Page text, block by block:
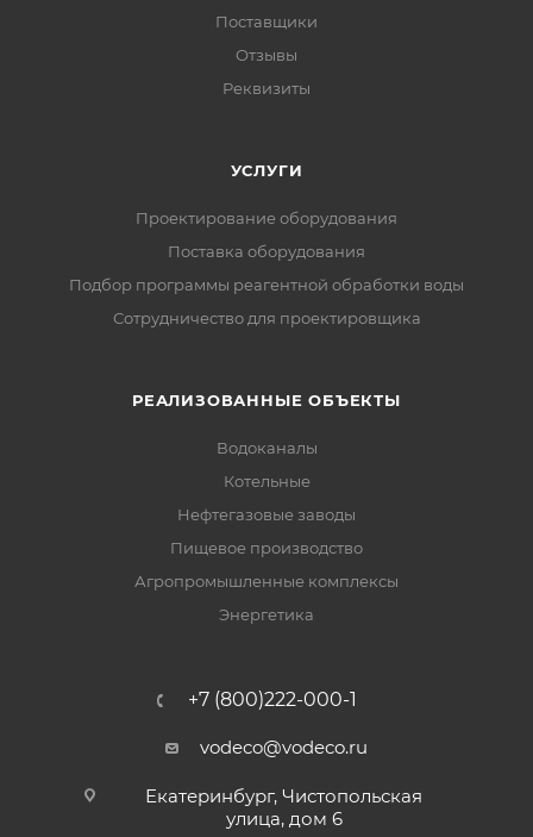
Поставщики
Отзывы
Реквизиты
УСЛУГИ
Проектирование оборудования
Поставка оборудования
Подбор программы реагентной обработки воды
Сотрудничество для проектировщика
РЕАЛИЗОВАННЫЕ ОБЪЕКТЫ
Водоканалы
Котельные
Нефтегазовые заводы
Пищевое производство
Агропромышленные комплексы
Энергетика
+7 (800)222-000-1
vodeco@vodeco.ru
Екатеринбург, Чистопольская
улица, дом 6